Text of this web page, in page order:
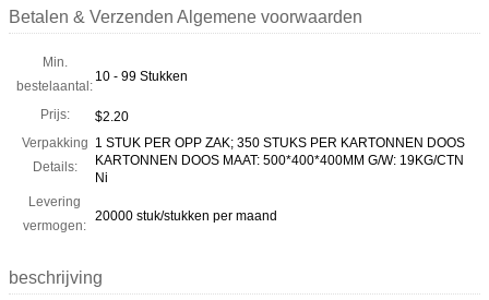
Betalen & Verzenden Algemene voorwaarden
Min.
bestelaantal:
10 - 99 Stukken
Prijs:
$2.20
Verpakking
Details:
1 STUK PER OPP ZAK; 350 STUKS PER KARTONNEN DOOS
KARTONNEN DOOS MAAT: 500*400*400MM G/W: 19KG/CTN
Ni
Levering
vermogen:
20000 stuk/stukken per maand
beschrijving